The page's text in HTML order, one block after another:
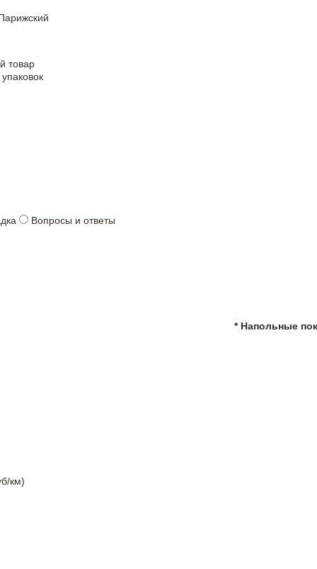
товар
* Напольные
Вопросы и ответы
км)